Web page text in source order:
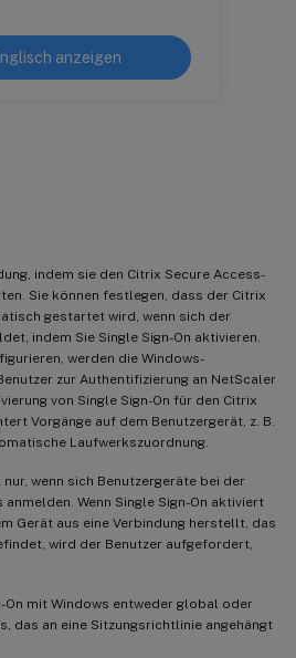
anzeigen
indem sie den Citrix Secure Access-
Sie können festlegen, dass der Citrix
gestartet wird, wenn sich der
indem Sie Single Sign-On aktivieren.
werden die Windows-
zur Authentifizierung an NetScaler
von Single Sign-On für den Citrix
Vorgänge auf dem Benutzergerät, z. B.
Laufwerkszuordnung.
nur, wenn sich Benutzergeräte bei der
anmelden. Wenn Single Sign-On aktiviert
Gerät aus eine Verbindung herstellt, das
wird der Benutzer aufgefordert,
On mit Windows entweder global oder
das an eine Sitzungsrichtlinie angehängt